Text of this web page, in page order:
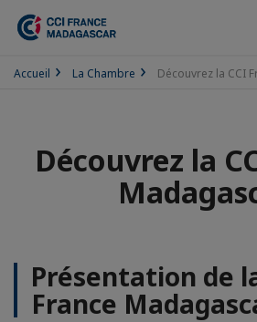
Accueil La Chambre Découvrez la CCI
Découvrez la
Présentation de
France